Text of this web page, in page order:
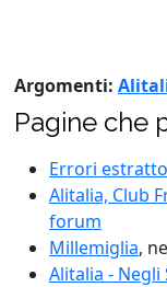
Argomenti:
Pagine che
Errori
Alitalia, Club
forum
Millemiglia,
Alitalia -